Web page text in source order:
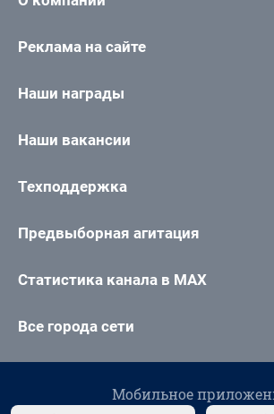
Реклама на сайте
Наши награды
Наши вакансии
Техподдержка
Предвыборная агитация
Статистика канала в MAX
Все города сети
Мобильное